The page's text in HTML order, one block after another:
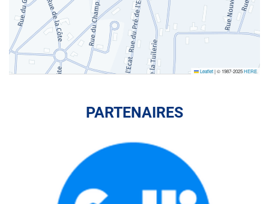
Leaflet|© 1987-2025HERE
PARTENAIRES